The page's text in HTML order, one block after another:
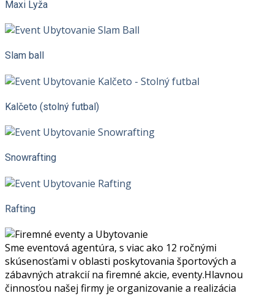
Maxi Lyža
Slam ball
Kalčeto (stolný futbal)
Snowrafting
Rafting
Sme eventová agentúra, s viac ako 12 ročnými
skúsenosťami v oblasti poskytovania športových a
zábavných atrakcií na firemné akcie, eventy.Hlavnou
činnosťou našej firmy je organizovanie a realizácia